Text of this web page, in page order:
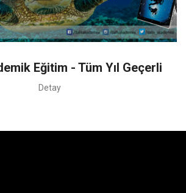
Eğitim - Tüm Yıl Geçerli
Detay